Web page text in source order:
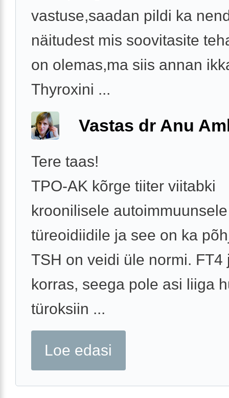
vastuse,saadan pildi ka
näitudest mis soovitasite
on olemas,ma siis annan
Thyroxini ...
Vastas dr Anu
Tere taas!
TPO-AK kõrge tiiter viitabki
kroonilisele autoimmuunsele
türeoidiidile ja see on ka
TSH on veidi üle normi. FT4
korras, seega pole asi liiga
türoksiin ...
Loe edasi